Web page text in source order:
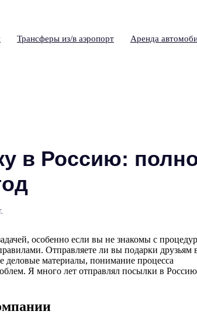
Трансферы из/в аэропорт Аренда
в Россию:
особенно если вы не знакомы с
Отправляете ли вы подарки друзьям
деловые материалы, понимание процесса
Я много лет отправлял посылки в